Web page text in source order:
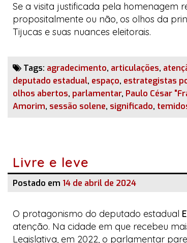
Se a visita justificada pela homenagem
propositalmente ou não, os olhos da
Tijucas e suas nuances eleitorais.
Tags: agradecimento, articulações,
deputado estadual, espaço, estrategistas
olhos abertos, parlamentar, Paulo César
Amorim, sessão solene, significado,
Livre e leve
Postado em 14 de abril de 2024
O protagonismo do deputado estadual
atenção. Na cidade em que recebeu
Legislativa, em 2022, o parlamentar